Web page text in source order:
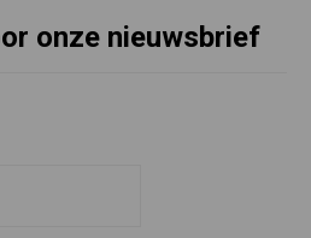
onze nieuwsbrief